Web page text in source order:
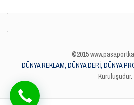
©2015
DÜNYA REKLAM, DÜNYA DERİ, DÜNYA
Kuruluşudur.